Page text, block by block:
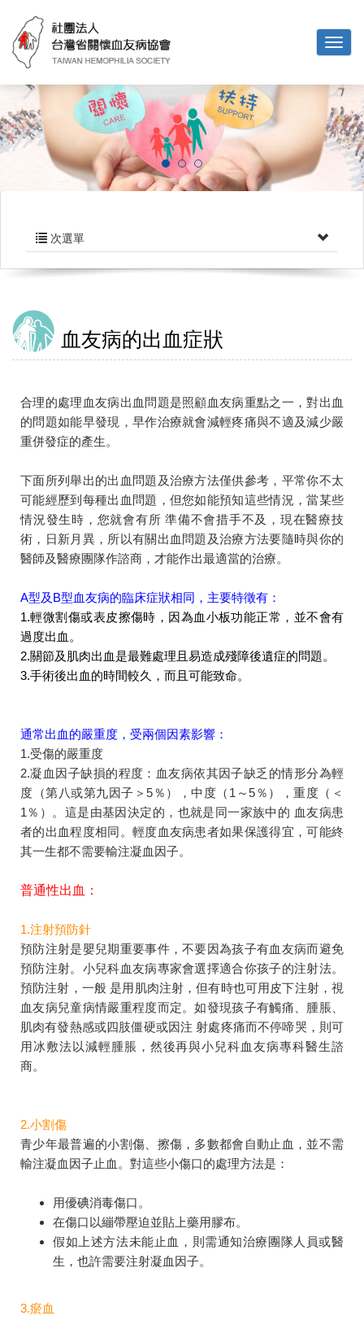
次選單
血友病的出血症狀
合理的處理血友病出血問題是照顧血友病重點之一，對出血
的問題如能早發現，早作治療就會減輕疼痛與不適及減少嚴
重併發症的產生。
下面所列舉出的出血問題及治療方法僅供參考，平常你不太
可能經歷到每種出血問題，但您如能預知這些情況，當某些
情況發生時，您就會有所 準備不會措手不及，現在醫療技
術，日新月異，所以有關出血問題及治療方法要隨時與你的
醫師及醫療團隊作諮商，才能作出最適當的治療。
A型及B型血友病的臨床症狀相同，主要特徵有：
1.輕微割傷或表皮擦傷時，因為血小板功能正常，並不會有
過度出血。
2.關節及肌肉出血是最難處理且易造成殘障後遺症的問題。
3.手術後出血的時間較久，而且可能致命。
通常出血的嚴重度，受兩個因素影響：
1.受傷的嚴重度
2.凝血因子缺損的程度：血友病依其因子缺乏的情形分為輕
度（第八或第九因子＞5％），中度（1～5％），重度（＜
1％）。這是由基因決定的，也就是同一家族中的 血友病患
者的出血程度相同。輕度血友病患者如果保護得宜，可能終
其一生都不需要輸注凝血因子。
普通性出血：
1.注射預防針
預防注射是嬰兒期重要事件，不要因為孩子有血友病而避免
預防注射。小兒科血友病專家會選擇適合你孩子的注射法。
預防注射，一般 是用肌肉注射，但有時也可用皮下注射，視
血友病兒童病情嚴重程度而定。如發現孩子有觸痛、腫脹、
肌肉有發熱感或四肢僵硬或因注 射處疼痛而不停啼哭，則可
用冰敷法以減輕腫脹，然後再與小兒科血友病專科醫生諮
商。
2.小割傷
青少年最普遍的小割傷、擦傷，多數都會自動止血，並不需
輸注凝血因子止血。對這些小傷口的處理方法是：
用優碘消毒傷口。
在傷口以繃帶壓迫並貼上藥用膠布。
假如上述方法未能止血，則需通知治療團隊人員或醫
生，也許需要注射凝血因子。
3.瘀血